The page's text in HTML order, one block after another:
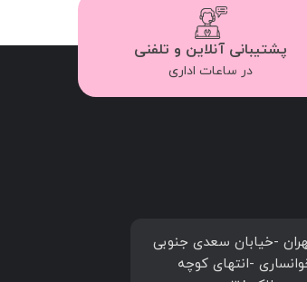
پشتیبانی آنلاین و تلفنی
در ساعات اداری
-خیابان سعدی جنوبی
-انتهای کوچه